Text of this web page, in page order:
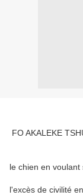
FO AKALEKE
le chien en
l'excès de civilité